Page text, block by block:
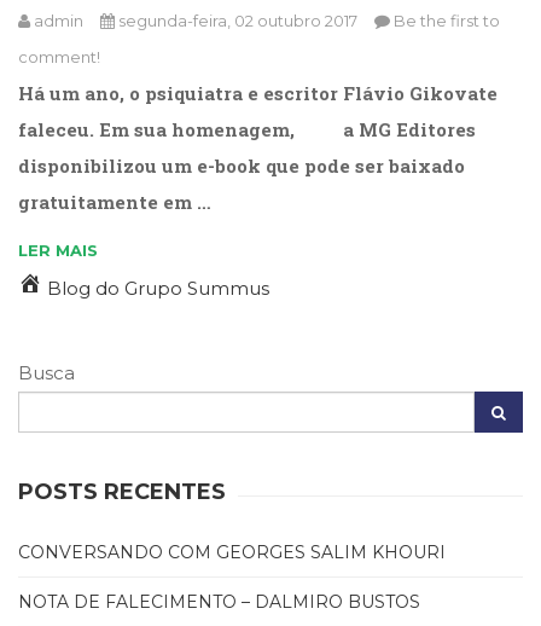
Fonoaudiologia
(54)
terapia
(93)
Jornalismo
LGBTQIA+
Erótica
Ficção,
Ensaios
de
referência
PNL
Neurolingüística)
admin segunda-feira, 02 outubro 2017
Be the first to
comment!
Há um ano, o psiquiatra e escritor Flávio Gikovate
faleceu. Em sua homenagem, a MG Editores
disponibilizou um e-book que pode ser baixado
gratuitamente em …
LER MAIS
Blog do Grupo Summus
Busca
POSTS RECENTES
CONVERSANDO COM GEORGES SALIM KHOURI
NOTA DE FALECIMENTO – DALMIRO BUSTOS